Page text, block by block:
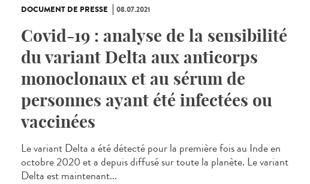
DOCUMENT DE PRESSE 08.07.2021
Covid-19 : analyse de la sensibilité
du variant Delta aux anticorps
monoclonaux et au sérum de
personnes ayant été infectées ou
vaccinées
Le variant Delta a été détecté pour la première fois au Inde en
octobre 2020 et a depuis diffusé sur toute la planète. Le variant
Delta est maintenant...